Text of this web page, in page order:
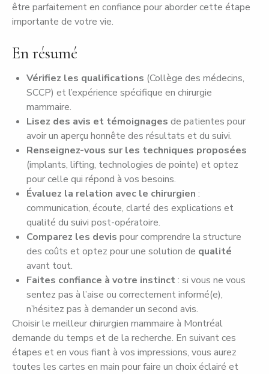
être parfaitement en confiance pour aborder cette étape
importante de votre vie.
En résumé
Vérifiez les qualifications (Collège des médecins,
SCCP) et l’expérience spécifique en chirurgie
mammaire.
Lisez des avis et témoignages de patientes pour
avoir un aperçu honnête des résultats et du suivi.
Renseignez-vous sur les techniques proposées
(implants, lifting, technologies de pointe) et optez
pour celle qui répond à vos besoins.
Évaluez la relation avec le chirurgien :
communication, écoute, clarté des explications et
qualité du suivi post-opératoire.
Comparez les devis pour comprendre la structure
des coûts et optez pour une solution de qualité
avant tout.
Faites confiance à votre instinct: si vous ne vous
sentez pas à l’aise ou correctement informé(e),
n’hésitez pas à demander un second avis.
Choisir le meilleur chirurgien mammaire à Montréal
demande du temps et de la recherche. En suivant ces
étapes et en vous fiant à vos impressions, vous aurez
toutes les cartes en main pour faire un choix éclairé et